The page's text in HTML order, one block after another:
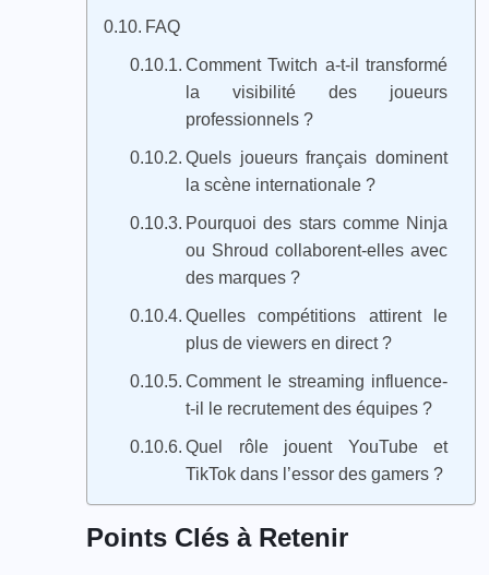
FAQ
Comment Twitch a-t-il transformé
la visibilité des joueurs
professionnels ?
Quels joueurs français dominent
la scène internationale ?
Pourquoi des stars comme Ninja
ou Shroud collaborent-elles avec
des marques ?
Quelles compétitions attirent le
plus de viewers en direct ?
Comment le streaming influence-
t-il le recrutement des équipes ?
Quel rôle jouent YouTube et
TikTok dans l’essor des gamers ?
Points Clés à Retenir